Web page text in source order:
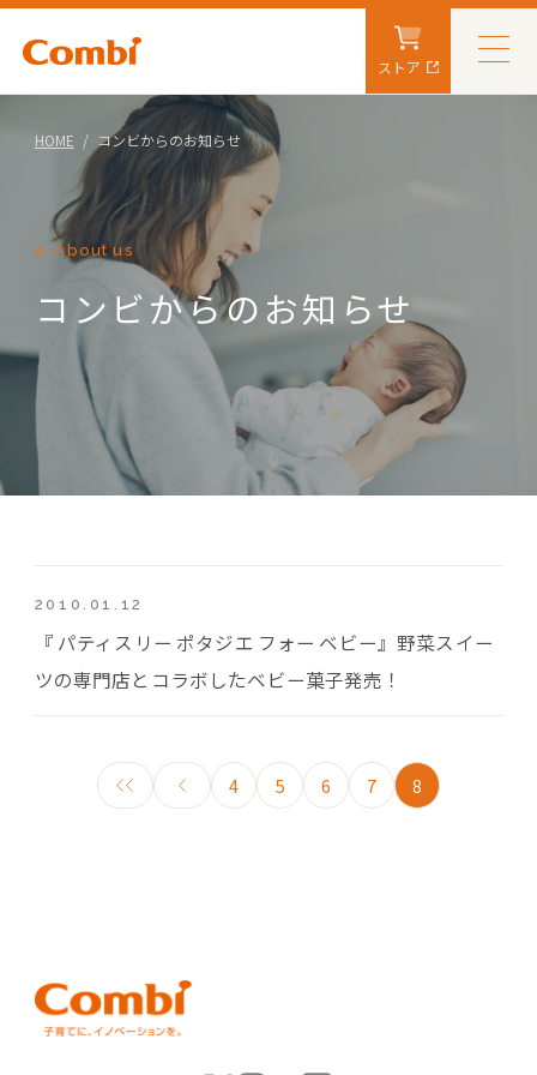
ストア
HOME コンビからのお知らせ
About us
コンビからのお知らせ
2010.01.12
『 パティスリー ポタジエ フォー ベビー』野菜スイー
ツの専門店とコラボしたベビー菓子発売！
4 5 6 7 8